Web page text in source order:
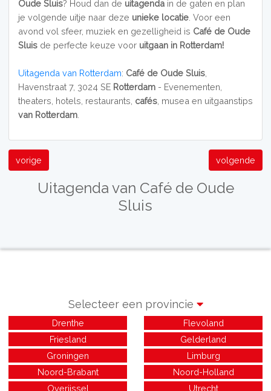
Oude Sluis? Houd dan de uitagendain de gaten en plan
je volgende uitje naar deze unieke locatie. Voor een
avond vol sfeer, muziek en gezelligheid is Café de Oude
Sluisde perfecte keuze vooruitgaan in Rotterdam!
Uitagenda van Rotterdam: Café de Oude Sluis,
Havenstraat 7, 3024 SE Rotterdam- Evenementen,
theaters, hotels, restaurants, cafés, musea en uitgaanstips
van Rotterdam.
vorige volgende
Uitagenda van Café de Oude
Sluis
Selecteer een provincie
Drenthe
Flevoland
Friesland
Gelderland
Groningen
Limburg
Noord-Brabant
Noord-Holland
Overijssel
Utrecht